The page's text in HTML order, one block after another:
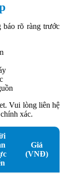
rõ ràng trước
Vui lòng liên hệ
xác.
Giá
(VNĐ)